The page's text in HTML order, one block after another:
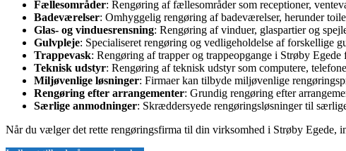
Fællesområder: Rengøring af fællesområder som receptioner,
Badeværelser: Omhyggelig rengøring af badeværelser, herunder
Glas- og vinduesrensning: Rengøring af vinduer, glaspartier og
Gulvpleje: Specialiseret rengøring og vedligeholdelse af forskellige
Trappevask: Rengøring af trapper og trappeopgange i Strøby
Teknisk udstyr: Rengøring af teknisk udstyr som computere,
Miljøvenlige løsninger: Firmaer kan tilbyde miljøvenlige
Rengøring efter arrangementer: Grundig rengøring efter
Særlige anmodninger: Skræddersyede rengøringsløsninger til
Når du vælger det rette rengøringsfirma til din virksomhed i Strøby Egede,